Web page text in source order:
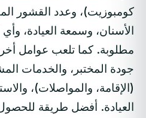
كومبوزيت)، وعدد القشور
الأسنان، وسمعة العيادة،
مطلوبة. كما تلعب عوامل
جودة المختبر، والخدمات
(الإقامة، والمواصلات)،
العيادة. أفضل طريقة